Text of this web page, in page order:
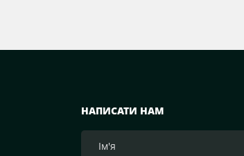
НАПИСАТИ НАМ